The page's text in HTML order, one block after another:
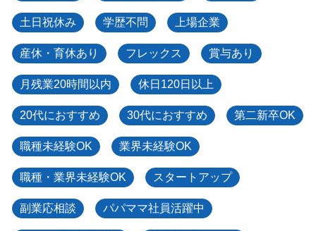
土日祝休み 学歴不問 上場企業
産休・育休あり フレックス 賞与あり
月残業20時間以内 休日120日以上
20代におすすめ 30代におすすめ 第二新卒OK
職種未経験OK 業界未経験OK
職種・業界未経験OK スタートアップ
副業応相談 パパママ社員活躍中